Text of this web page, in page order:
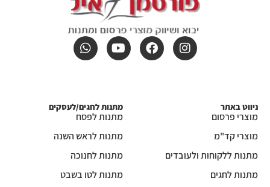
ניווט באתר
מוצרי פרסום
מוצרי קד"מ
מתנות ללקוחות ולעובדים
מתנות לחגים
מתנות לחגים/לעסקים
מתנות לפסח
מתנות לראש השנה
מתנות לחנוכה
מתנות לטו בשבט